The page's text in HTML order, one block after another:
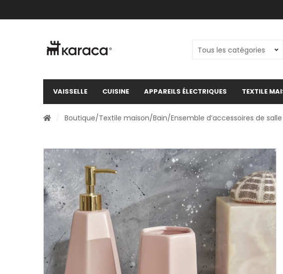
VAISSELLE CUISINE APPAREILS ÉLECTRIQUES TEXTILE
Boutique/Textile maison/Bain/Ensemble d’accessoires de